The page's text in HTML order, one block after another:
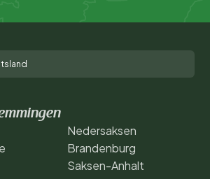
Nedersaksen
Brandenburg
Saksen-Anhalt